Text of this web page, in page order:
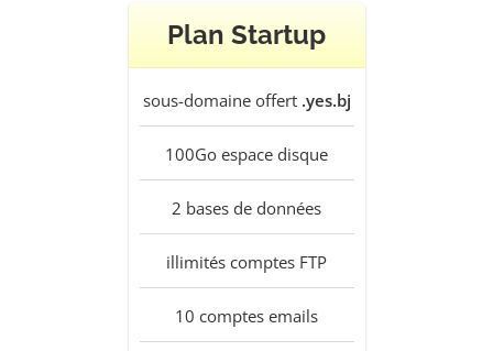
Plan Startup
sous-domaine offert .yes.bj
100Go espace disque
2 bases de données
illimités comptes FTP
10 comptes emails